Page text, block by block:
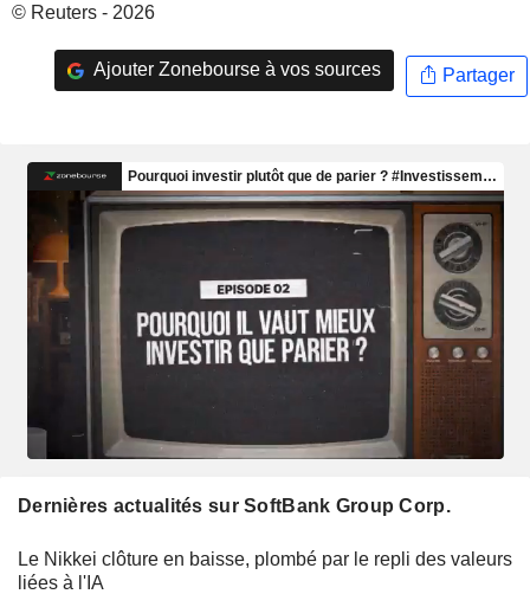
© Reuters - 2026
Ajouter Zonebourse à vos sources Partager
Dernières actualités sur SoftBank Group Corp.
Le Nikkei clôture en baisse, plombé par le repli des valeurs
liées à l'IA